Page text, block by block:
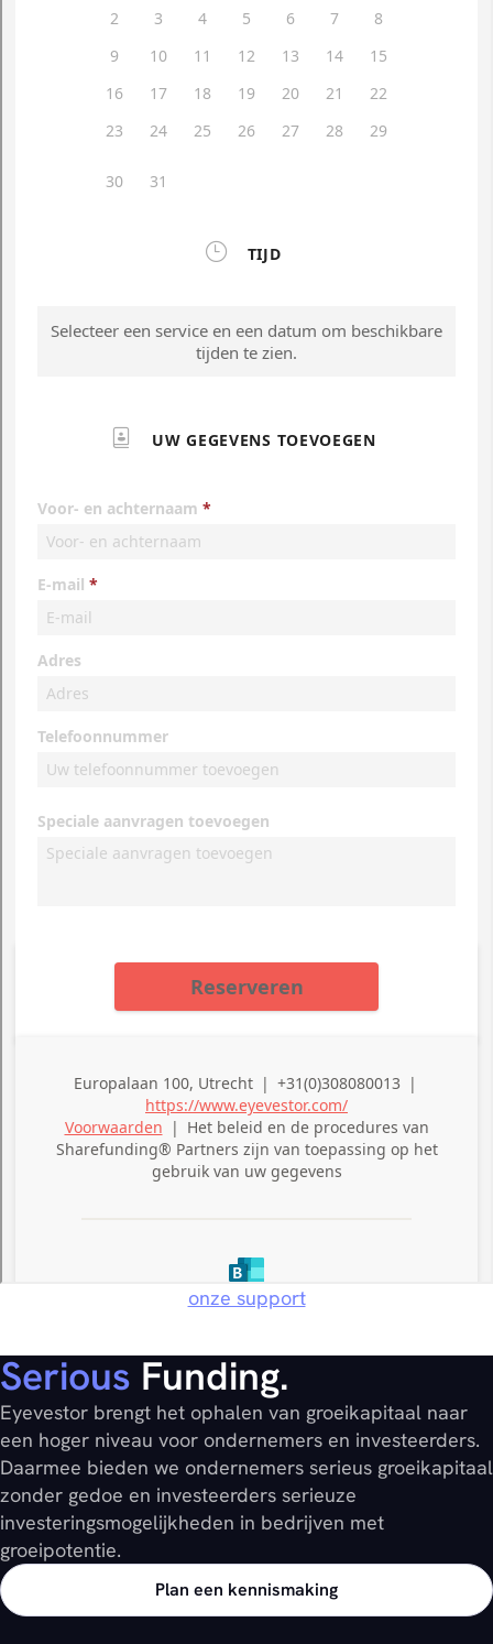
onze support
Serious Funding.
Eyevestor brengt het ophalen van groeikapitaal naar
een hoger niveau voor ondernemers en investeerders.
Daarmee bieden we ondernemers serieus groeikapitaal
zonder gedoe en investeerders serieuze
investeringsmogelijkheden in bedrijven met
groeipotentie.
Plan een kennismaking